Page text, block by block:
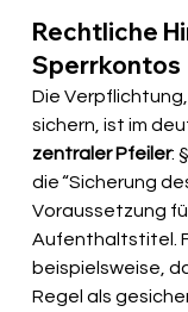
Rechtliche
Sperrkontos
Die
sichern, ist im
zentraler Pfeiler:
die “Sicherung
Voraussetzung
Aufenthaltstitel.
beispielsweise,
Regel als